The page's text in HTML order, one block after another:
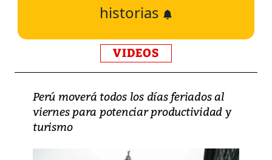
historias
VIDEOS
Perú moverá todos los días feriados al
viernes para potenciar productividad y
turismo